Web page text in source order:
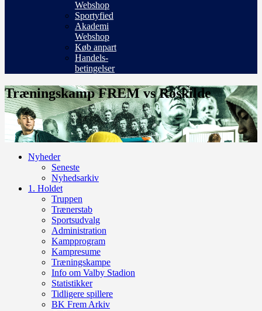
Webshop
Sportyfied
Akademi
Webshop
Køb anpart
Handels-
betingelser
Træningskamp FREM vs Roskilde
Nyheder
Seneste
Nyhedsarkiv
1. Holdet
Truppen
Trænerstab
Sportsudvalg
Administration
Kampprogram
Kampresume
Træningskampe
Info om Valby Stadion
Statistikker
Tidligere spillere
BK Frem Arkiv